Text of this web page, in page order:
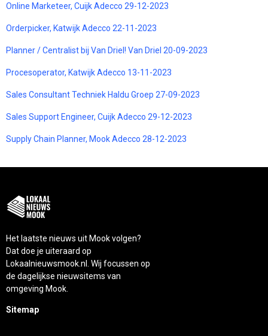
Online Marketeer, Cuijk Adecco 29-12-2023
Orderpicker, Katwijk Adecco 22-11-2023
Planner / Centralist bij Van Driel! Van Driel 20-09-2023
Procesoperator, Katwijk Adecco 13-11-2023
Sales Consultant Techniek Haldu Groep 27-09-2023
Sales Support Engineer, Cuijk Adecco 29-12-2023
Supply Chain Planner, Mook Adecco 28-12-2023
Het laatste nieuws uit Mook volgen?
Dat doe je uiteraard op
Lokaalnieuwsmook.nl. Wij focussen op
de dagelijkse nieuwsitems van
omgeving Mook.
Sitemap